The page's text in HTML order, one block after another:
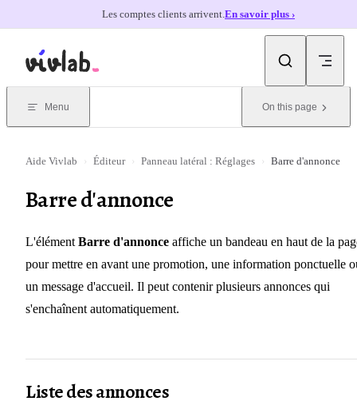
Les comptes clients arrivent. En savoir plus ›
Menu On this page
Aide Vivlab › Éditeur › Panneau latéral : Réglages › Barre d'annonce
Barre d'annonce
L'élément Barre d'annonce affiche un bandeau en haut de la
pour mettre en avant une promotion, une information ponctuelle
un message d'accueil. Il peut contenir plusieurs annonces qui
s'enchaînent automatiquement.
Liste des annonces